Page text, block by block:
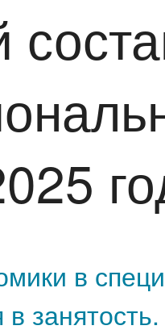
в
занятость.